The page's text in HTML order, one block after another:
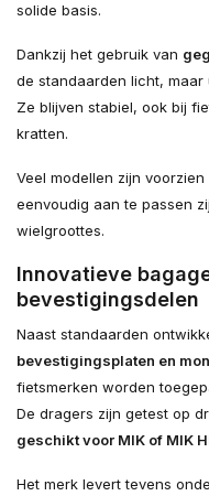
solide basis.
Dankzij het gebruik van
de standaarden licht, maar
Ze blijven stabiel, ook bij
kratten.
Veel modellen zijn voorzien
eenvoudig aan te passen
wielgroottes.
Innovatieve
bevestigingsdelen
Naast standaarden
bevestigingsplaten en
fietsmerken worden
De dragers zijn getest op
geschikt voor MIK of MIK
Het merk levert tevens